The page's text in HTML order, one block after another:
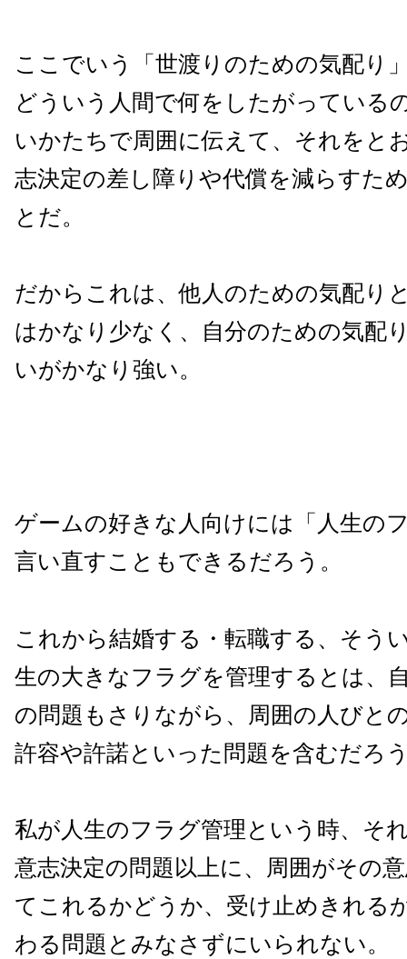
ここでいう「世渡りのための気配り
どういう人間で何をしたがっている
いかたちで周囲に伝えて、それをと
志決定の差し障りや代償を減らすた
とだ。
だからこれは、他人のための気配り
はかなり少なく、自分のための気配
いがかなり強い。
ゲームの好きな人向けには「人生の
言い直すこともできるだろう。
これから結婚する・転職する、そう
生の大きなフラグを管理するとは、
の問題もさりながら、周囲の人びと
許容や許諾といった問題を含むだろ
私が人生のフラグ管理という時、そ
意志決定の問題以上に、周囲がその
てこれるかどうか、受け止めきれる
わる問題とみなさずにいられない。